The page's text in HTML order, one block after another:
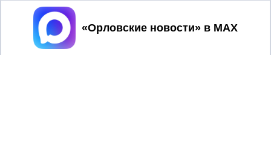
Принять